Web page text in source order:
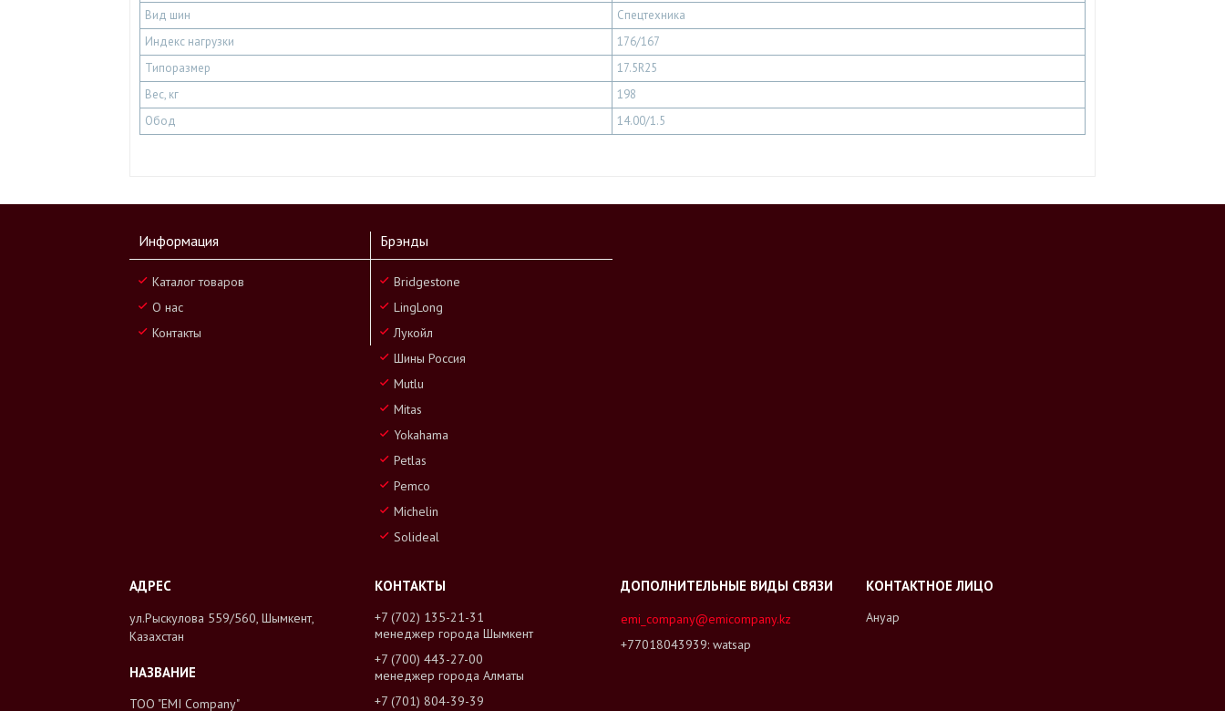
Вид шин
Спецтехника
Индекс нагрузки
176/167
Типоразмер
17.5R25
Вес, кг
198
Обод
14.00/1.5
Информация
Каталог товаров
О нас
Контакты
Брэнды
Bridgestone
LingLong
Лукойл
Шины Россия
Mutlu
Mitas
Yokahama
Petlas
Pemco
Michelin
Solideal
ул.Рыскулова 559/560, Шымкент,
Казахстан
ТОО "EMI Company"
+7 (702) 135-21-31
менеджер города Шымкент
+7 (700) 443-27-00
менеджер города Алматы
+7 (701) 804-39-39
emi_company@emicompany.kz
+77018043939 watsap
Ануар